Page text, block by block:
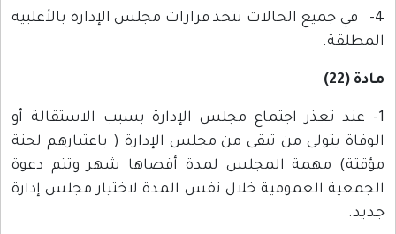
4- في جميع الحالات تتخذ قرارات مجلس الإدارة بالأغلبية
المطلقة.
مادة (22)
1- عند تعذر اجتماع مجلس الإدارة بسبب الاستقالة أو
الوفاة يتولى من تبقى من مجلس الإدارة ( باعتبارهم لجنة
مؤقتة) مهمة المجلس لمدة أقصاها شهر وتتم دعوة
الجمعية العمومية خلال نفس المدة لاختيار مجلس إدارة
جديد.